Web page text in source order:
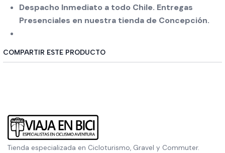
Despacho Inmediato a todo Chile. Entregas
Presenciales en nuestra tienda de Concepción.
COMPARTIR ESTE PRODUCTO
Tienda especializada en Cicloturismo, Gravel y Commuter.